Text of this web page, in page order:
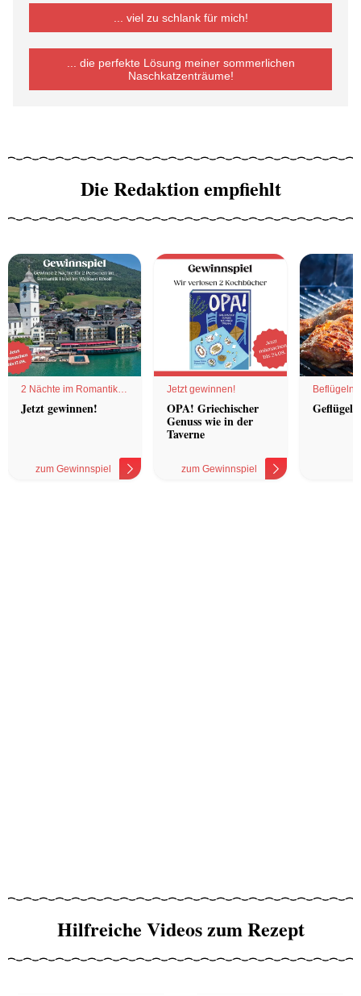
... viel zu schlank für mich!
... die perfekte Lösung meiner sommerlichen
Naschkatzenträume!
Die Redaktion empfiehlt
2 Nächte im Romantik
Hotel
Jetzt gewinnen!
zum Gewinnspiel
Jetzt gewinnen!
OPA! Griechischer
Genuss wie in der
Taverne
zum Gewinnspiel
Geflügel
Hilfreiche Videos zum Rezept